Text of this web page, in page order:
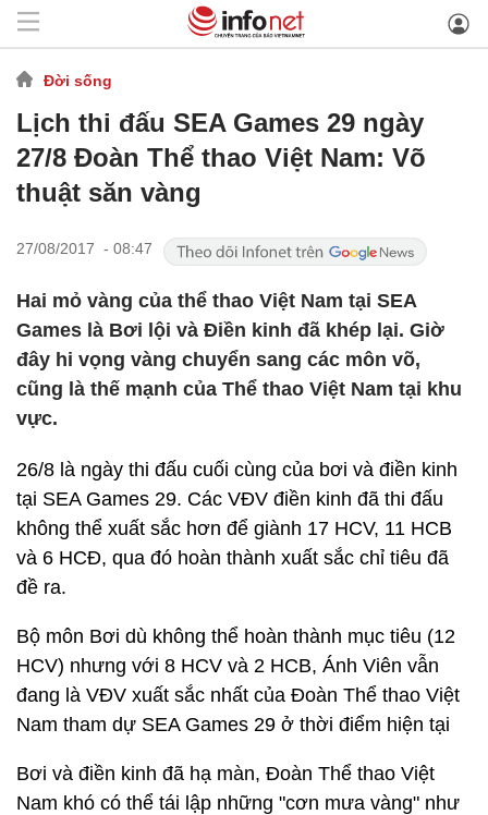
Đời sống
Lịch thi đấu SEA Games 29 ngày
27/8 Đoàn Thể thao Việt Nam: Võ
thuật săn vàng
27/08/2017 - 08:47
Hai mỏ vàng của thể thao Việt Nam tại SEA
Games là Bơi lội và Điền kinh đã khép lại. Giờ
đây hi vọng vàng chuyển sang các môn võ,
cũng là thế mạnh của Thể thao Việt Nam tại khu
vực.
26/8 là ngày thi đấu cuối cùng của bơi và điền kinh
tại SEA Games 29. Các VĐV điền kinh đã thi đấu
không thể xuất sắc hơn để giành 17 HCV, 11 HCB
và 6 HCĐ, qua đó hoàn thành xuất sắc chỉ tiêu đã
đề ra.
Bộ môn Bơi dù không thể hoàn thành mục tiêu (12
HCV) nhưng với 8 HCV và 2 HCB, Ánh Viên vẫn
đang là VĐV xuất sắc nhất của Đoàn Thể thao Việt
Nam tham dự SEA Games 29 ở thời điểm hiện tại
Bơi và điền kinh đã hạ màn, Đoàn Thể thao Việt
Nam khó có thể tái lập những "cơn mưa vàng" như